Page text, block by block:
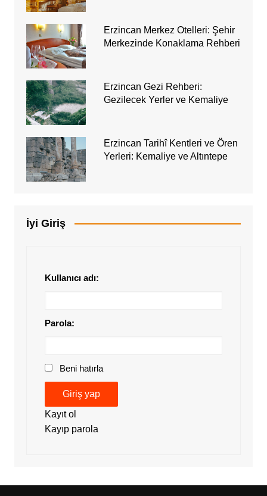
Erzincan Merkez Otelleri: Şehir
Merkezinde Konaklama Rehberi
Erzincan Gezi Rehberi:
Gezilecek Yerler ve Kemaliye
Erzincan Tarihî Kentleri ve Ören
Yerleri: Kemaliye ve Altıntepe
İyi Giriş
Kullanıcı adı:
Parola:
Beni hatırla
Giriş yap
Kayıt ol
Kayıp parola